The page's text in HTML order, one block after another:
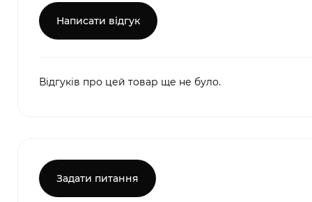
Написати відгук
Відгуків про цей товар ще не було.
Задати питання